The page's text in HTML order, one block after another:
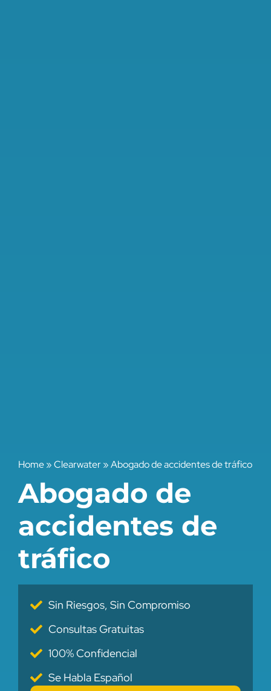
Home»Clearwater»Abogado de accidentes de tráfico
Abogado de
accidentes de
tráfico
Sin Riesgos, Sin Compromiso
Consultas Gratuitas
100% Confidencial
Se Habla Español